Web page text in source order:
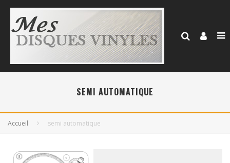
SEMI AUTOMATIQUE
Accueil semi automatique